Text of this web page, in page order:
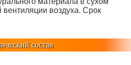
воздуха. Срок
состав